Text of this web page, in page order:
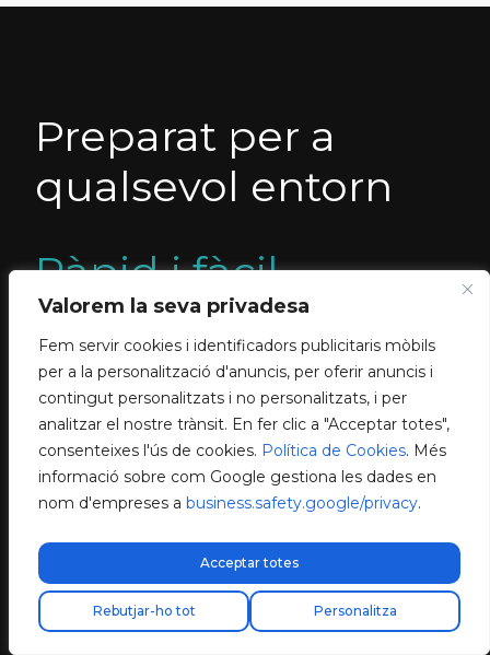
Valorem la seva privadesa
Fem servir cookies i identificadors publicitaris mòbils
per a la personalització d'anuncis, per oferir anuncis i
contingut personalitzats i no personalitzats, i per
analitzar el nostre trànsit. En fer clic a "Acceptar totes",
consenteixes l'ús de cookies. Política de Cookies. Més
informació sobre com Google gestiona les dades en
nom d'empreses a business.safety.google/privacy.
Personalitza
Rebutjar-ho tot
Acceptar totes
Preparat per a
qualsevol entorn
Ràpid i fàcil
d’instal·lar a una
paret o pedestal